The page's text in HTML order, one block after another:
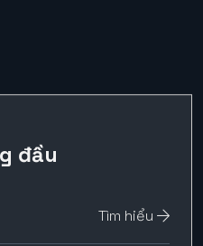
đầu
Tìm hiểu